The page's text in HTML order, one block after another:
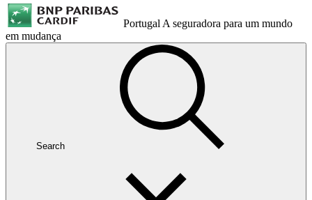
Portugal A seguradora para um mundo
em mudança
Search